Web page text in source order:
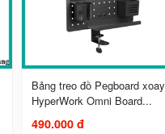
Bảng treo đồ Pegboard xoay
HyperWork Omni Board...
490.000 đ